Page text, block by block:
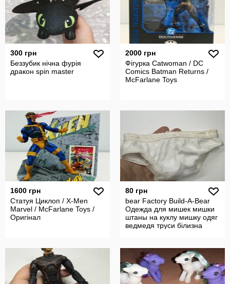
300 грн
Беззубик нічна фурія
дракон spin master
2000 грн
Фігурка Catwoman / DC
Comics Batman Returns /
McFarlane Toys
1600 грн
Статуя Циклоп / X-Men
Marvel / McFarlane Toys /
Оригінал
80 грн
bear Factory Build-A-Bear
Одежда для мишек мишки
штаны на куклу мишку одяг
ведмедя труси білизна